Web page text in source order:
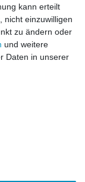
es sich um ein Pflichtfeld.
kann erteilt
nicht einzuwilligen
zu ändern oder
und weitere
Daten in unserer